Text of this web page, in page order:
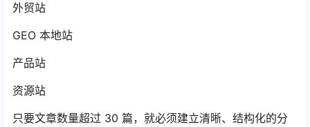
外贸站
GEO 本地站
产品站
资源站
只要文章数量超过 30 篇，就必须建立清晰、结构化的分